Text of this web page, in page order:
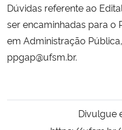
Dúvidas referente ao
ser encaminhadas para o
em Administração
ppgap@ufsm.br.
Divulgue